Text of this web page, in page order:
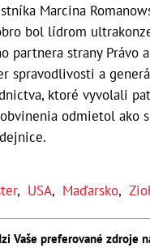
Marcina
bol lídrom
partnera strany Právo
spravodlivosti a
ktoré vyvolali
odmietol ako
, USA, Maďarsko,
Vaše preferované zdroje